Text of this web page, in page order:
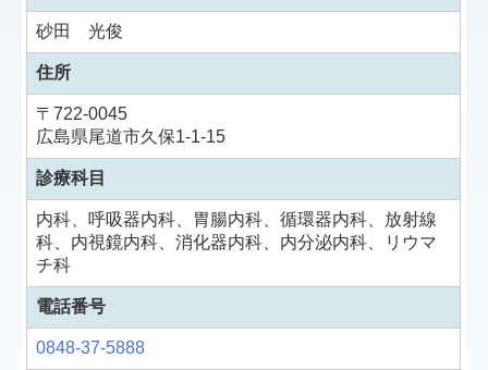
砂田 光俊
住所
〒722-0045
広島県尾道市久保1-1-15
診療科目
内科、呼吸器内科、胃腸内科、循環器内科、放射線
科、内視鏡内科、消化器内科、内分泌内科、リウマ
チ科
電話番号
0848-37-5888